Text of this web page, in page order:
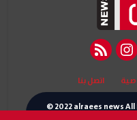
instagram
rss feed
اتصل بنا
© 2022 alraees news